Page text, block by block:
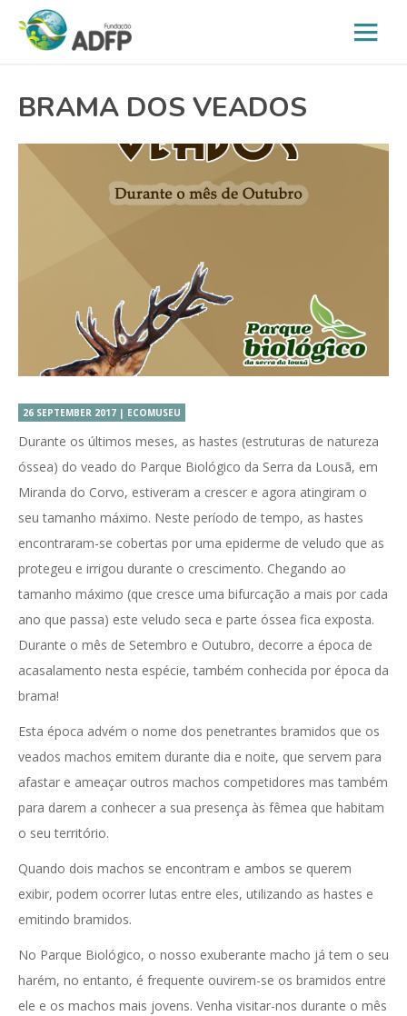
BRAMA DOS VEADOS
26 SEPTEMBER 2017 | ECOMUSEU
Durante os últimos meses, as hastes (estruturas de natureza
óssea) do veado do Parque Biológico da Serra da Lousã, em
Miranda do Corvo, estiveram a crescer e agora atingiram o
seu tamanho máximo. Neste período de tempo, as hastes
encontraram-se cobertas por uma epiderme de veludo que as
protegeu e irrigou durante o crescimento. Chegando ao
tamanho máximo (que cresce uma bifurcação a mais por cada
ano que passa) este veludo seca e parte óssea fica exposta.
Durante o mês de Setembro e Outubro, decorre a época de
acasalamento nesta espécie, também conhecida por época da
brama!
Esta época advém o nome dos penetrantes bramidos que os
veados machos emitem durante dia e noite, que servem para
afastar e ameaçar outros machos competidores mas também
para darem a conhecer a sua presença às fêmea que habitam
o seu território.
Quando dois machos se encontram e ambos se querem
exibir, podem ocorrer lutas entre eles, utilizando as hastes e
emitindo bramidos.
No Parque Biológico, o nosso exuberante macho já tem o seu
harém, no entanto, é frequente ouvirem-se os bramidos entre
ele e os machos mais jovens. Venha visitar-nos durante o mês